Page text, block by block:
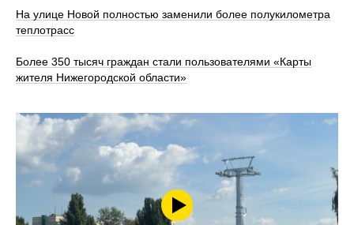
На улице Новой полностью заменили более полукилометра
теплотрасс
Более 350 тысяч граждан стали пользователями «Карты
жителя Нижегородской области»